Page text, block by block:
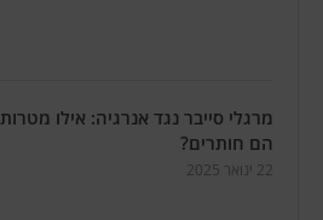
מרגלי סייבר נגד אנרגיה: אילו מטרות
הם חותרים?
22 ינואר 2025